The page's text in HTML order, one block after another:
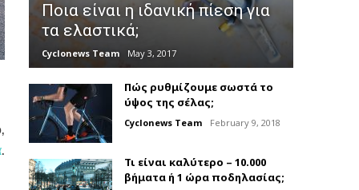
.
Ποια είναι η ιδανική πίεση για
τα ελαστικά;
Cyclonews Team May 3, 2017
Πώς ρυθμίζουμε σωστά το
ύψος της σέλας;
Cyclonews Team February 9, 2018
Τι είναι καλύτερο – 10.000
βήματα ή 1 ώρα ποδηλασίας;